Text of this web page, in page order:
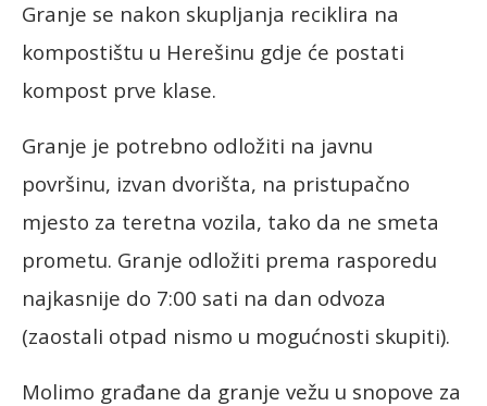
Granje se nakon skupljanja reciklira na
kompostištu u Herešinu gdje će postati
kompost prve klase.
Granje je potrebno odložiti na javnu
površinu, izvan dvorišta, na pristupačno
mjesto za teretna vozila, tako da ne smeta
prometu. Granje odložiti prema rasporedu
najkasnije do 7:00 sati na dan odvoza
(zaostali otpad nismo u mogućnosti skupiti).
Molimo građane da granje vežu u snopove za